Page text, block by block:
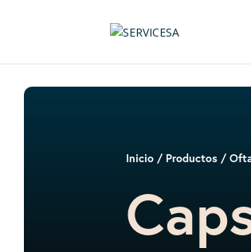
Inicio / Productos /